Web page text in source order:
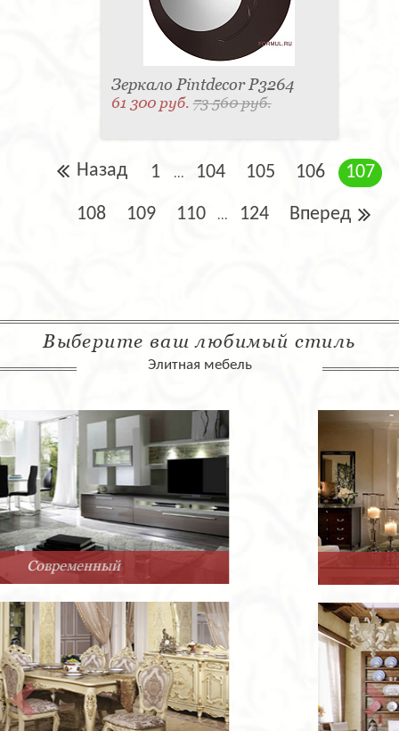
Зеркало Pintdecor P3264
61 300 руб.73 560 руб.
Назад 1 ... 104 105 106 107
108 109 110 ... 124 Вперед
Выберите ваш любимый стиль
Элитная мебель